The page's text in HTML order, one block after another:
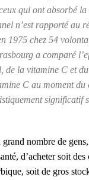
qui ont absor­bé
n’est rap­por­té au
1975 chez 54
a com­pa­ré
de la vita­mine C et
C au moment du
signi­fi­ca­tif
grand nombre de
d’acheter soit
soit de gros